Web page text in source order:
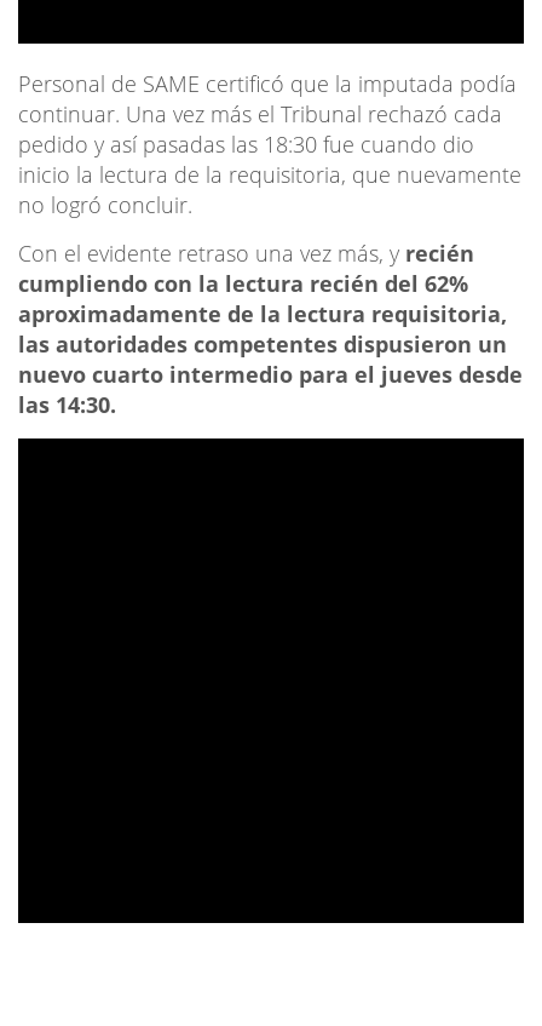
Personal de SAME certificó que la imputada podía
continuar. Una vez más el Tribunal rechazó cada
pedido y así pasadas las 18:30 fue cuando dio
inicio la lectura de la requisitoria, que nuevamente
no logró concluir.
Con el evidente retraso una vez más, y recién
cumpliendo con la lectura recién del 62%
aproximadamente de la lectura requisitoria,
las autoridades competentes dispusieron un
nuevo cuarto intermedio para el jueves desde
las 14:30.